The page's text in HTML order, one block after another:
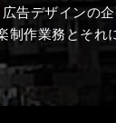
広告デザインの
制作業務とそれ